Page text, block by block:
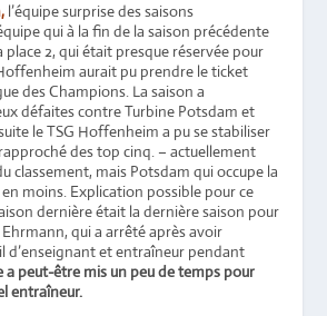
l’équipe surprise des saisons
qui à la fin de la saison précédente
place 2, qui était presque réservée pour
aurait pu prendre le ticket
des Champions. La saison a
défaites contre Turbine Potsdam et
le TSG Hoffenheim a pu se stabiliser
des top cinq. – actuellement
classement, mais Potsdam qui occupe la
moins. Explication possible pour ce
dernière était la dernière saison pour
qui a arrêté après avoir
d’enseignant et entraîneur pendant
a peut-être mis un peu de temps pour
entraîneur.